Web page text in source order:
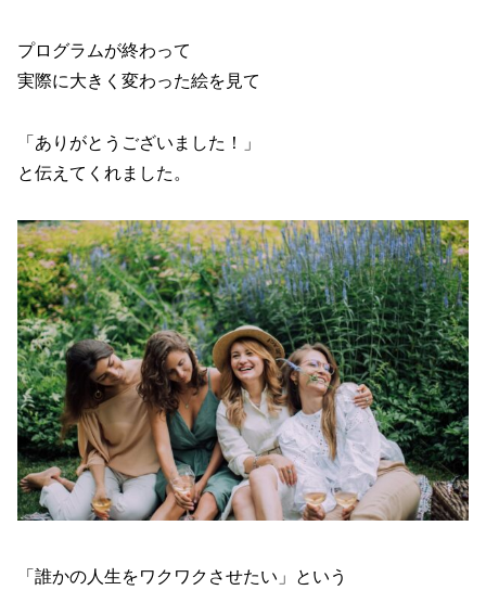
プログラムが終わって
実際に大きく変わった絵を見て
「ありがとうございました！」
と伝えてくれました。
「誰かの人生をワクワクさせたい」という